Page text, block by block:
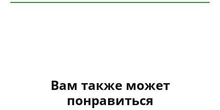
Вам также может
понравиться